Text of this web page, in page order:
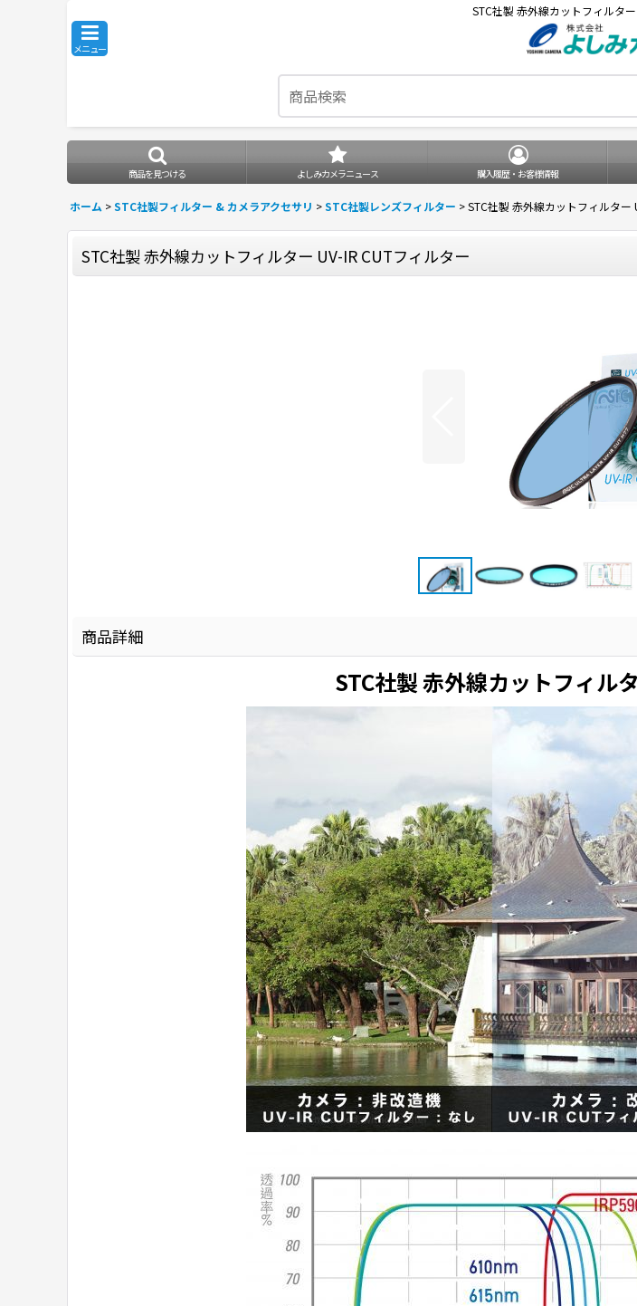
STC社製 赤外線カットフィルタ
メニュー
商品を見つける よしみカメラニュース 購入履歴・お客様情報
ホーム >STC社製フィルター & カメラアクセサリ >STC社製レンズフィルター >STC社製 赤外線カットフィルター
STC社製 赤外線カットフィルター UV-IR CUTフィルター
商品詳細
STC社製 赤外線カットフィル